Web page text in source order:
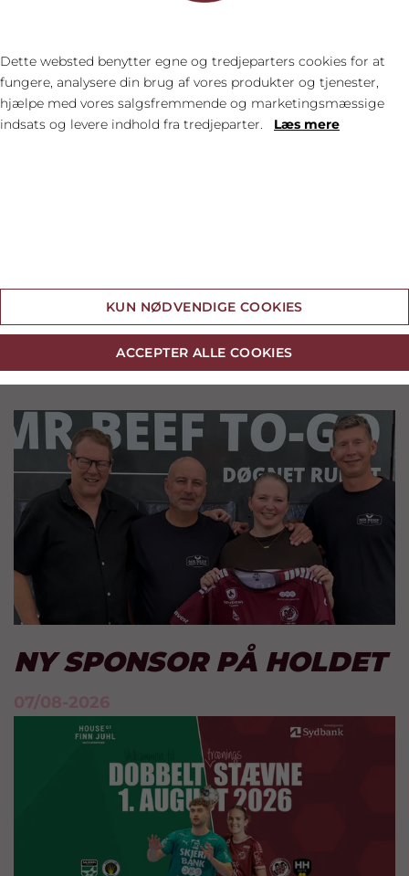
SIDSTE NYT
NY SPONSOR PÅ HOLDET
07/08-2026
Dette websted benytter egne og tredjeparters cookies for at
fungere, analysere din brug af vores produkter og tjenester,
hjælpe med vores salgsfremmende og marketingsmæssige
indsats og levere indhold fra tredjeparter. Læs mere
KUN NØDVENDIGE COOKIES
ACCEPTER ALLE COOKIES